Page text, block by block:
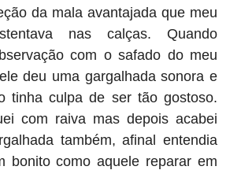
da mala avantajada que meu
nas calças. Quando
com o safado do meu
deu uma gargalhada sonora e
tinha culpa de ser tão gostoso.
com raiva mas depois acabei
também, afinal entendia
bonito como aquele reparar em